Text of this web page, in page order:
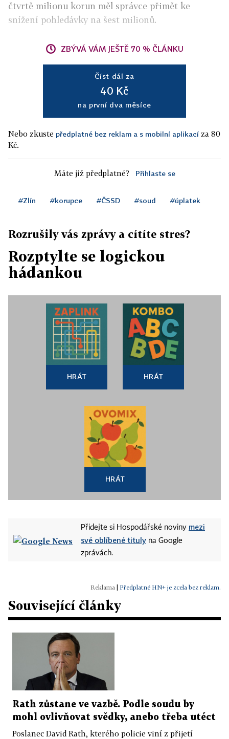
čtvrtě milionu korun měl správce přimět ke
snížení pohledávky na šest milionů.
ZBÝVÁ VÁM JEŠTĚ 70 % ČLÁNKU
Číst dál za
40 Kč
na první dva měsíce
Nebo zkuste předplatné bez reklam a s mobilní aplikací za 80
Kč.
Máte již předplatné? Přihlaste se
#Zlín #korupce #ČSSD #soud #úplatek
Rozrušily vás zprávy a cítíte stres?
Rozptylte se logickou
hádankou
HRÁT HRÁT
HRÁT
Přidejte si Hospodářské noviny mezi
své oblíbené tituly na Google
zprávách.
Předplatné HN+ je zcela bez reklam.
Související články
Rath zůstane ve vazbě. Podle soudu by
mohl ovlivňovat svědky, anebo třeba utéct
Poslanec David Rath, kterého policie viní z přijetí